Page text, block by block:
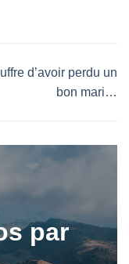
d’avoir perdu un
bon mari…
par